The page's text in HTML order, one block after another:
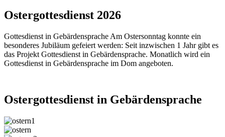
Ostergottesdienst 2026
Gottesdienst in Gebärdensprache Am Ostersonntag konnte ein
besonderes Jubiläum gefeiert werden: Seit inzwischen 1 Jahr gibt es
das Projekt Gottesdienst in Gebärdensprache. Monatlich wird ein
Gottesdienst in Gebärdensprache im Dom angeboten.
Ostergottesdienst in Gebärdensprache